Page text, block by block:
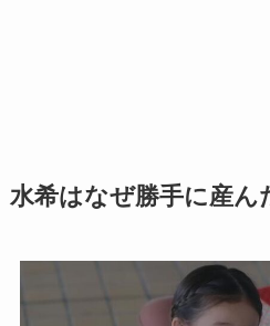
水希はなぜ勝手に産ん